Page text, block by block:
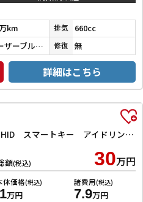
km 排気 660cc
レーザーブルークリスタルシャイン 修復 無
詳細はこちら
カスタムL 両側スライドドア HID スマートキー アイドリングストップ 電動格納ミラー ベンチシート CVT 盗難防止システム ABS アルミホイール 衝突安全ボディ エアコン パワーステアリング
額(税込) 30万円
体価格(税込)
万円
諸費用(税込)
7.9万円